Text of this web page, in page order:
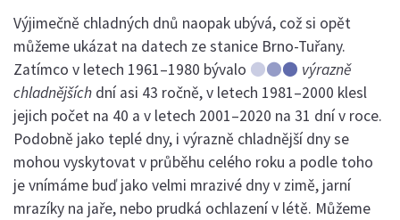
Výjimečně chladných dnů naopak ubývá, což si opět
můžeme ukázat na datech ze stanice Brno-Tuřany.
Zatímco v letech 1961–1980 bývalo ⬤⬤⬤ výrazně
chladnějších dní asi 43 ročně, v letech 1981–2000 klesl
jejich počet na 40 a v letech 2001–2020 na 31 dní v roce.
Podobně jako teplé dny, i výrazně chladnější dny se
mohou vyskytovat v průběhu celého roku a podle toho
je vnímáme buď jako velmi mrazivé dny v zimě, jarní
mrazíky na jaře, nebo prudká ochlazení v létě. Můžeme